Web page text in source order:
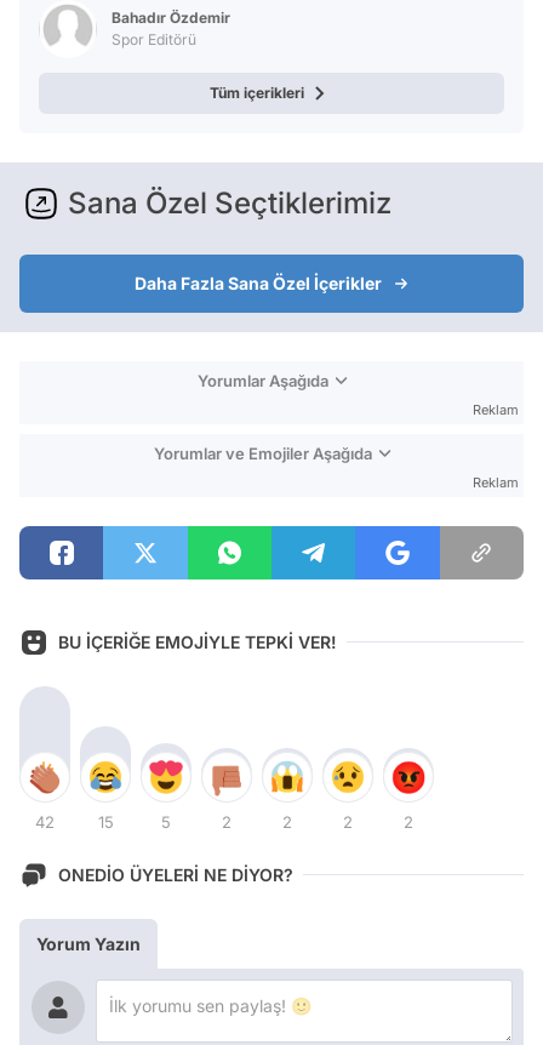
Bahadır Özdemir
Spor Editörü
Tüm içerikleri
Sana Özel Seçtiklerimiz
Daha Fazla Sana Özel İçerikler
Yorumlar Aşağıda
Reklam
Yorumlar ve Emojiler Aşağıda
Reklam
BU İÇERİĞE EMOJİYLE TEPKİ VER!
42 15 5 2 2 2 2
ONEDİO ÜYELERİ NE DİYOR?
Yorum Yazın